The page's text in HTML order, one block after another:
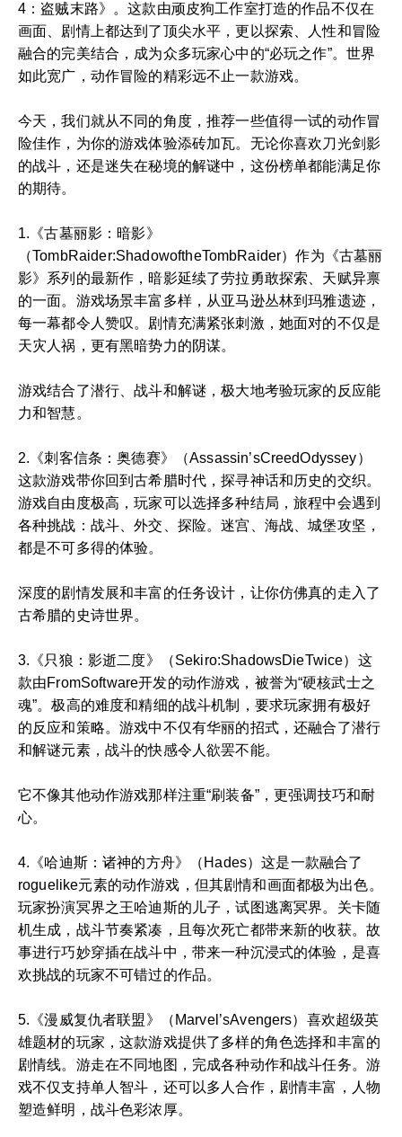
4：盗贼末路》。这款由顽皮狗工作室打造的作品不仅在
画面、剧情上都达到了顶尖水平，更以探索、人性和冒险
融合的完美结合，成为众多玩家心中的“必玩之作”。世界
如此宽广，动作冒险的精彩远不止一款游戏。
今天，我们就从不同的角度，推荐一些值得一试的动作冒
险佳作，为你的游戏体验添砖加瓦。无论你喜欢刀光剑影
的战斗，还是迷失在秘境的解谜中，这份榜单都能满足你
的期待。
1.《古墓丽影：暗影》
（TombRaider:ShadowoftheTombRaider）作为《古墓丽
影》系列的最新作，暗影延续了劳拉勇敢探索、天赋异禀
的一面。游戏场景丰富多样，从亚马逊丛林到玛雅遗迹，
每一幕都令人赞叹。剧情充满紧张刺激，她面对的不仅是
天灾人祸，更有黑暗势力的阴谋。
游戏结合了潜行、战斗和解谜，极大地考验玩家的反应能
力和智慧。
2.《刺客信条：奥德赛》（Assassin’sCreedOdyssey）
这款游戏带你回到古希腊时代，探寻神话和历史的交织。
游戏自由度极高，玩家可以选择多种结局，旅程中会遇到
各种挑战：战斗、外交、探险。迷宫、海战、城堡攻坚，
都是不可多得的体验。
深度的剧情发展和丰富的任务设计，让你仿佛真的走入了
古希腊的史诗世界。
3.《只狼：影逝二度》（Sekiro:ShadowsDieTwice）这
款由FromSoftware开发的动作游戏，被誉为“硬核武士之
魂”。极高的难度和精细的战斗机制，要求玩家拥有极好
的反应和策略。游戏中不仅有华丽的招式，还融合了潜行
和解谜元素，战斗的快感令人欲罢不能。
它不像其他动作游戏那样注重“刷装备”，更强调技巧和耐
心。
4.《哈迪斯：诸神的方舟》（Hades）这是一款融合了
roguelike元素的动作游戏，但其剧情和画面都极为出色。
玩家扮演冥界之王哈迪斯的儿子，试图逃离冥界。关卡随
机生成，战斗节奏紧凑，且每次死亡都带来新的收获。故
事进行巧妙穿插在战斗中，带来一种沉浸式的体验，是喜
欢挑战的玩家不可错过的作品。
5.《漫威复仇者联盟》（Marvel’sAvengers）喜欢超级英
雄题材的玩家，这款游戏提供了多样的角色选择和丰富的
剧情线。游走在不同地图，完成各种动作和战斗任务。游
戏不仅支持单人智斗，还可以多人合作，剧情丰富，人物
塑造鲜明，战斗色彩浓厚。